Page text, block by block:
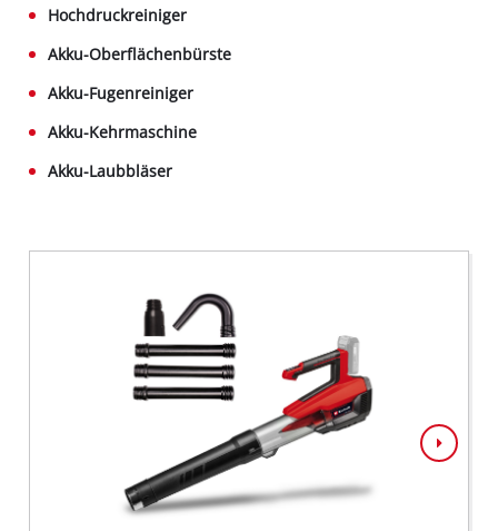
Hochdruckreiniger
Akku-Oberflächenbürste
Akku-Fugenreiniger
Akku-Kehrmaschine
Akku-Laubbläser